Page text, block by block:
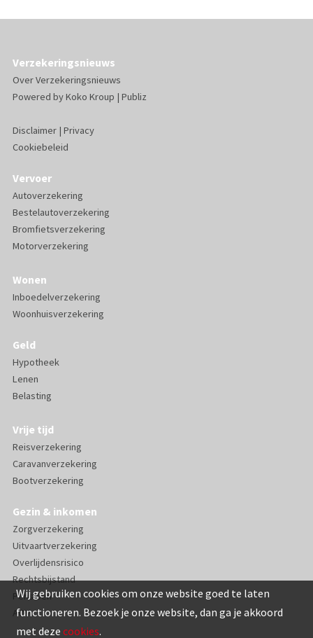
Wij gebruiken cookies om onze website goed te laten
functioneren. Bezoek je onze website, dan ga je akkoord
met deze cookies.
Verzekeringsnieuws
Over Verzekeringsnieuws
Powered byKoko Kroup | Publiz
Disclaimer| Privacy
Cookiebeleid
Vervoer
Autoverzekering
Bestelautoverzekering
Bromfietsverzekering
Motorverzekering
Wonen
Inboedelverzekering
Woonhuisverzekering
Geld
Hypotheek
Lenen
Belasting
Vrije tijd
Reisverzekering
Caravanverzekering
Bootverzekering
Gezin & inkomen
Zorgverzekering
Uitvaartverzekering
Overlijdensrisico
Rechtsbijstand
Pensioen
AOV